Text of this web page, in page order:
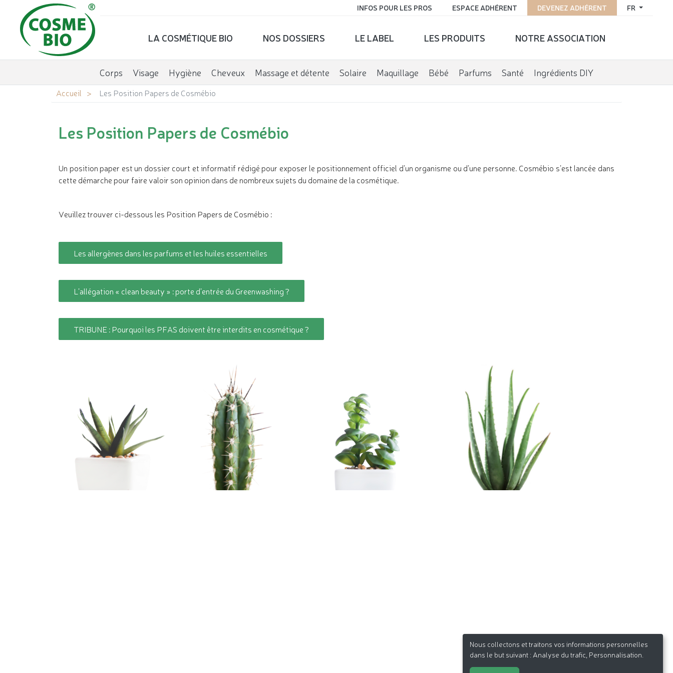
FR
DEVENEZ ADHÉRENT
ESPACE ADHÉRENT
INFOS POUR LES PROS
LA COSMÉTIQUE BIO NOS DOSSIERS LE LABEL LES PRODUITS NOTRE ASSOCIATION
Corps Visage Hygiène Cheveux Massage et détente Solaire Maquillage Bébé Parfums Santé Ingrédients DIY
Accueil Les Position Papers de Cosmébio
Les Position Papers de Cosmébio
Un position paper est un dossier court et informatif rédigé pour exposer le positionnement officiel d’un organisme ou d’une personne. Cosmébio s’est lancée dans
cette démarche pour faire valoir son opinion dans de nombreux sujets du domaine de la cosmétique.
Veuillez trouver ci-dessous les Position Papers de Cosmébio :
Les allergènes dans les parfums et les huiles essentielles
L’allégation « clean beauty » : porte d’entrée du Greenwashing ?
TRIBUNE : Pourquoi les PFAS doivent être interdits en cosmétique ?
Nous collectons et traitons vos informations personnelles
dans le but suivant : Analyse du trafic, Personnalisation